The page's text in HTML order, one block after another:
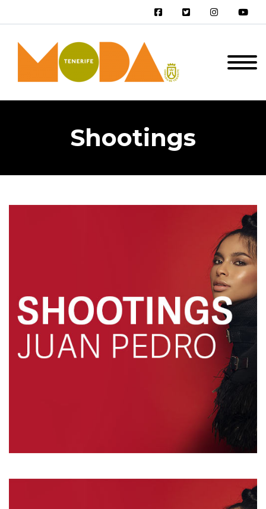
Shootings